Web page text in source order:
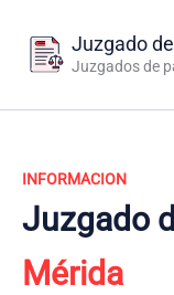
contenido
Juzgado
Juzgados de
INFORMACION
Juzgado
Mérida